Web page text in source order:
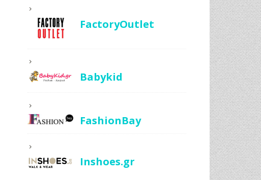
FactoryOutlet
Babykid
FashionBay
Inshoes.gr